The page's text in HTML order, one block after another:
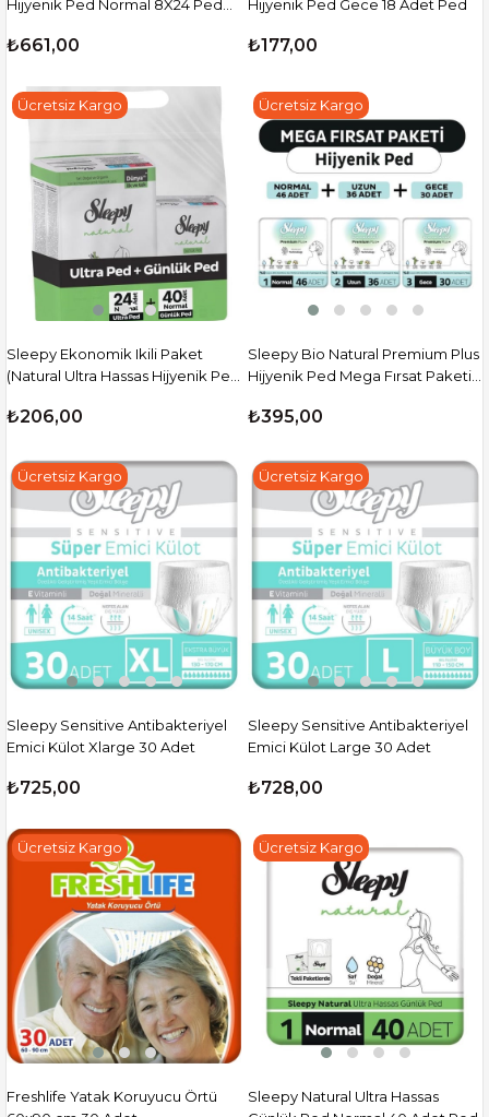
Hijyenik Ped Normal 8X24 Ped
₺661,00
Hijyenik Ped Gece 18 Adet Ped
₺177,00
Sleepy Ekonomik Ikili Paket
(Natural Ultra Hassas Hijyenik Ped
Normal 40'Lı)
₺206,00
Ücretsiz Kargo
Sleepy Bio Natural Premium Plus
Hijyenik Ped Mega Fırsat Paketi
₺395,00
Ücretsiz Kargo
Sleepy Sensitive Antibakteriyel
Emici Külot Xlarge 30 Adet
₺725,00
Ücretsiz Kargo
Sleepy Sensitive Antibakteriyel
Emici Külot Large 30 Adet
₺728,00
Ücretsiz Kargo
Freshlife Yatak Koruyucu Örtü
Ücretsiz Kargo
Sleepy Natural Ultra Hassas
Ücretsiz Kargo